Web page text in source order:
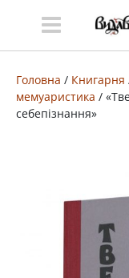
Меню
Про
видавництво
Головна / Книгарня
мемуаристика /
себепізнання»